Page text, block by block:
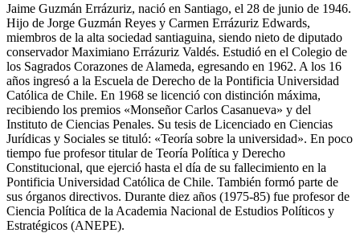
Jaime Guzmán Errázuriz, nació en Santiago, el 28 de junio de 1946.
Hijo de Jorge Guzmán Reyes y Carmen Errázuriz Edwards,
miembros de la alta sociedad santiaguina, siendo nieto de diputado
conservador Maximiano Errázuriz Valdés. Estudió en el Colegio de
los Sagrados Corazones de Alameda, egresando en 1962. A los 16
años ingresó a la Escuela de Derecho de la Pontificia Universidad
Católica de Chile. En 1968 se licenció con distinción máxima,
recibiendo los premios «Monseñor Carlos Casanueva» y del
Instituto de Ciencias Penales. Su tesis de Licenciado en Ciencias
Jurídicas y Sociales se tituló: «Teoría sobre la universidad». En poco
tiempo fue profesor titular de Teoría Política y Derecho
Constitucional, que ejerció hasta el día de su fallecimiento en la
Pontificia Universidad Católica de Chile. También formó parte de
sus órganos directivos. Durante diez años (1975-85) fue profesor de
Ciencia Política de la Academia Nacional de Estudios Políticos y
Estratégicos (ANEPE).